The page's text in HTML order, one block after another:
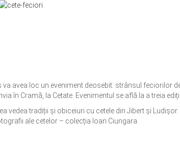
va avea loc un eveniment deosebit: strânsul feciorilor
în Cramă, la Cetate. Evenimentul se află la a treia
vedea tradiții și obiceiuri cu cetele din Jibert și Ludișor.
ale cetelor – colecția Ioan Ciungara.